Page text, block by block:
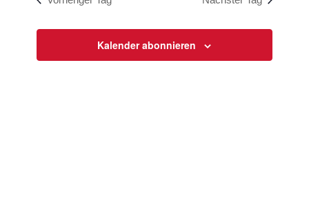
Kalender abonnieren